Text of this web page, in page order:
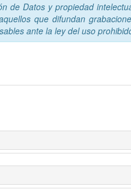
de Datos y propiedad
que difundan
ante la ley del uso